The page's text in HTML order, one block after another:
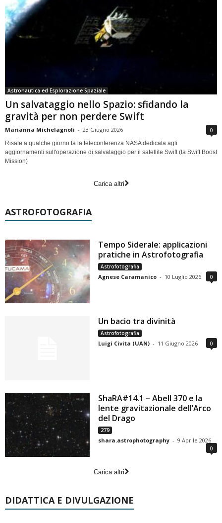
Astronautica ed Esplorazione Spaziale
Un salvataggio nello Spazio: sfidando la
gravità per non perdere Swift
Marianna Michelagnoli - 23 Giugno 2026 0
Risale a qualche giorno fa la teleconferenza NASA dedicata agli
aggiornamenti sull'operazione di salvataggio per il satellite Swift (la Swift Boost
Mission)
Carica altri
ASTROFOTOGRAFIA
Tempo Siderale: applicazioni
pratiche in Astrofotografia
Astrofotografia
Agnese Caramanico - 10 Luglio 2026 0
Un bacio tra divinità
Astrofotografia
Luigi Civita (UAN) - 11 Giugno 2026 0
ShaRA#14.1 – Abell 370 e la
lente gravitazionale dell’Arco
del Drago
279
shara.astrophotography - 9 Aprile 2026
0
Carica altri
DIDATTICA E DIVULGAZIONE